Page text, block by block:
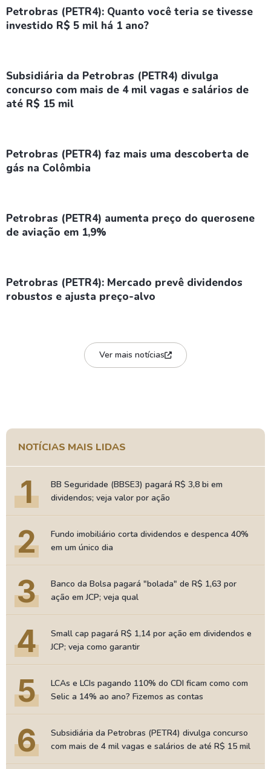
Petrobras (PETR4): Quanto você teria se tivesse
investido R$ 5 mil há 1 ano?
Subsidiária da Petrobras (PETR4) divulga
concurso com mais de 4 mil vagas e salários de
até R$ 15 mil
Petrobras (PETR4) faz mais uma descoberta de
gás na Colômbia
Petrobras (PETR4) aumenta preço do querosene
de aviação em 1,9%
Petrobras (PETR4): Mercado prevê dividendos
robustos e ajusta preço-alvo
Ver mais notícias
NOTÍCIAS MAIS LIDAS
1
BB Seguridade (BBSE3) pagará R$ 3,8 bi em
dividendos; veja valor por ação
2
Fundo imobiliário corta dividendos e despenca 40%
em um único dia
3
Banco da Bolsa pagará "bolada" de R$ 1,63 por
ação em JCP; veja qual
4
Small cap pagará R$ 1,14 por ação em dividendos e
JCP; veja como garantir
5
LCAs e LCIs pagando 110% do CDI ficam como com
Selic a 14% ao ano? Fizemos as contas
6
Subsidiária da Petrobras (PETR4) divulga concurso
com mais de 4 mil vagas e salários de até R$ 15 mil